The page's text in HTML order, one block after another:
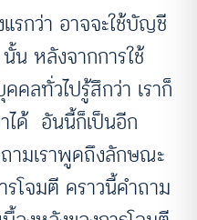
รกว่า อาจจะใช้บัญชี
น หลังจากการใช้
ลทั่วไปรู้สึกว่า เราก็
ได้ อันนี้ก็เป็นอีก
ามเราพูดถึงลักษณะ
รโจมตี คราวนี้คำถาม